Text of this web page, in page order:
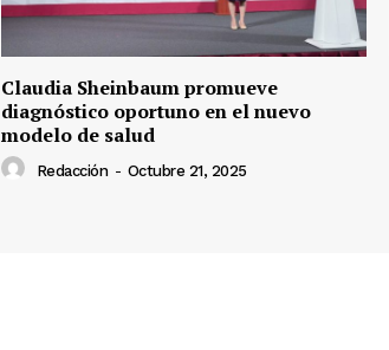
Claudia Sheinbaum promueve
diagnóstico oportuno en el nuevo
modelo de salud
Redacción - Octubre 21, 2025